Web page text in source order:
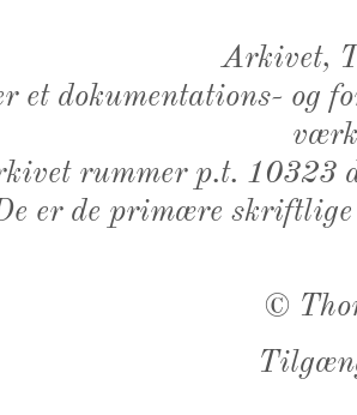
Arkivet,
et dokumentations- og
rummer p.t. 10323
er de primære
©